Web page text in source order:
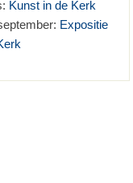
Kunst in de Kerk
Expositie